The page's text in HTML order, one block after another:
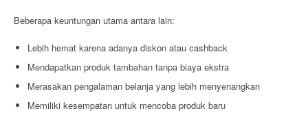
Beberapa keuntungan utama antara lain:
Lebih hemat karena adanya diskon atau cashback
Mendapatkan produk tambahan tanpa biaya ekstra
Merasakan pengalaman belanja yang lebih menyenangkan
Memiliki kesempatan untuk mencoba produk baru